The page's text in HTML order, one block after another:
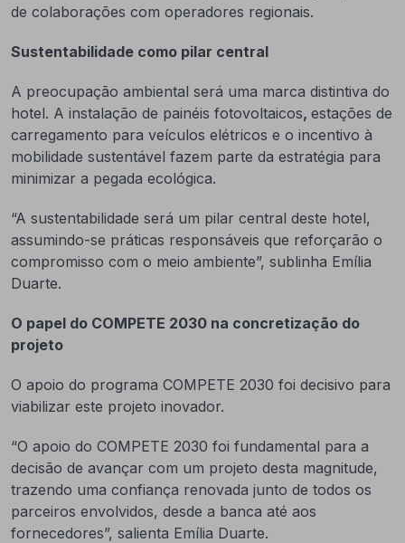
de colaborações com operadores regionais.
Sustentabilidade como pilar central
A preocupação ambiental será uma marca distintiva do
hotel. A instalação de painéis fotovoltaicos, estações de
carregamento para veículos elétricos e o incentivo à
mobilidade sustentável fazem parte da estratégia para
minimizar a pegada ecológica.
“A sustentabilidade será um pilar central deste hotel,
assumindo-se práticas responsáveis que reforçarão o
compromisso com o meio ambiente”, sublinha Emília
Duarte.
O papel do COMPETE 2030 na concretização do
projeto
O apoio do programa COMPETE 2030 foi decisivo para
viabilizar este projeto inovador.
“O apoio do COMPETE 2030 foi fundamental para a
decisão de avançar com um projeto desta magnitude,
trazendo uma confiança renovada junto de todos os
parceiros envolvidos, desde a banca até aos
fornecedores”, salienta Emília Duarte.